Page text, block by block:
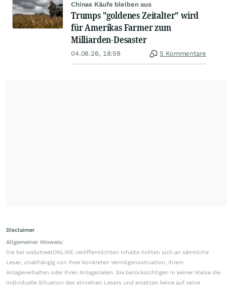
Chinas Käufe bleiben aus
Trumps "goldenes Zeitalter" wird
für Amerikas Farmer zum
Milliarden-Desaster
04.08.26, 18:59 5 Kommentare
Disclaimer
Allgemeiner Hinweis:
Die bei wallstreetONLINE veröffentlichten Inhalte richten sich an sämtliche
Leser, unabhängig von ihrer konkreten Vermögenssituation, ihrem
Anlageverhalten oder ihren Anlagezielen. Sie berücksichtigen in keiner Weise die
individuelle Situation des einzelnen Lesers und ersetzen keine auf seine